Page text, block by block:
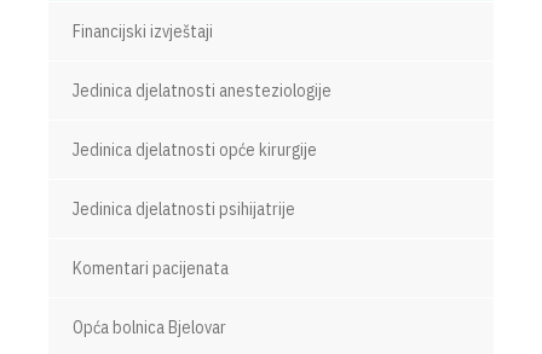
Financijski izvještaji
Jedinica djelatnosti anesteziologije
Jedinica djelatnosti opće kirurgije
Jedinica djelatnosti psihijatrije
Komentari pacijenata
Opća bolnica Bjelovar